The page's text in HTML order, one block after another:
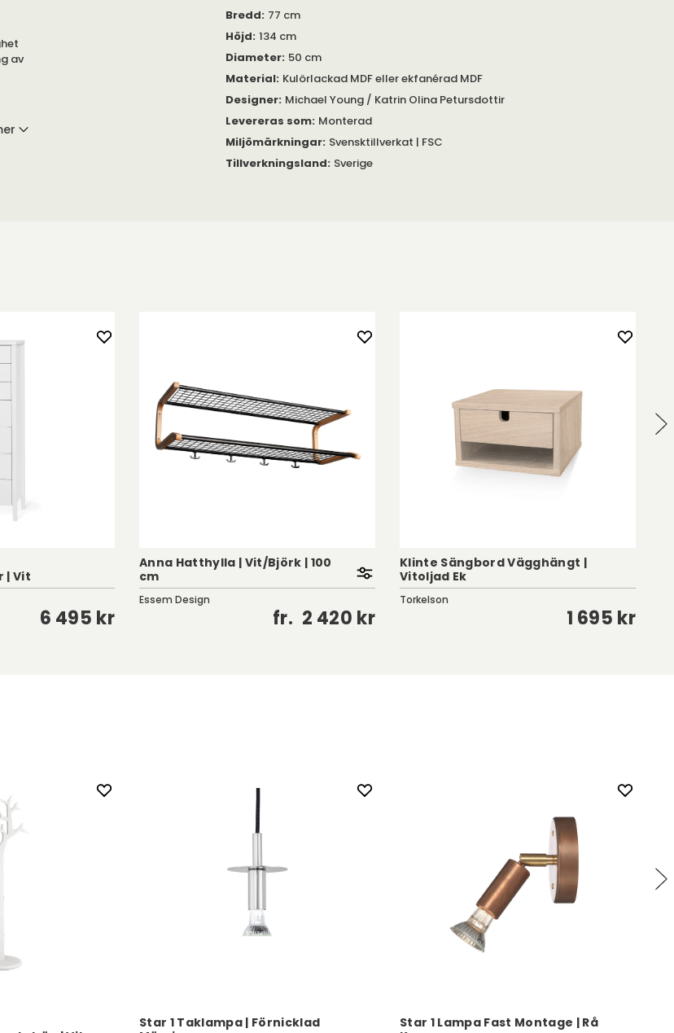
av
Bredd: 77 cm
Höjd: 134 cm
Diameter: 50 cm
Material: Kulörlackad MDF eller ekfanérad MDF
Designer: Michael Young / Katrin Olina Petursdottir
Levereras som: Monterad
Miljömärkningar: Svensktillverkat | FSC
Tillverkningsland: Sverige
| Vit
6 495 kr
Anna Hatthylla | Vit/Björk | 100
cm
Essem Design
fr. 2 420 kr
Klinte Sängbord Vägghängt |
Vitoljad Ek
Torkelson
1 695 kr
Star 1 Taklampa | Förnicklad
Star 1 Lampa Fast Montage | Rå